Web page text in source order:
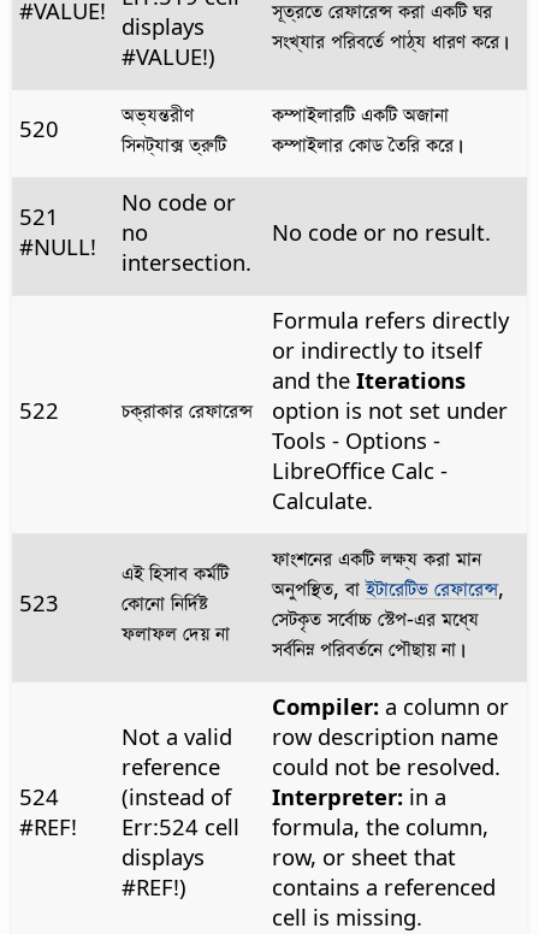
#VALUE!
displays
#VALUE!)
সূত্রতে রেফারেন্স করা একটি ঘর
সংখ্যার পরিবর্তে পাঠ্য ধারণ করে।
520
অভ্যন্তরীণ
সিনট্যাক্স ত্রুটি
কম্পাইলারটি একটি অজানা
কম্পাইলার কোড তৈরি করে।
521
#NULL!
No code or
no
intersection.
No code or no result.
522 চক্রাকার রেফারেন্স
Formula refers directly
or indirectly to itself
and the Iterations
option is not set under
Tools - Options -
LibreOffice Calc -
Calculate.
523
এই হিসাব কর্মটি
কোনো নির্দিষ্ট
ফলাফল দেয় না
ফাংশনের একটি লক্ষ্য করা মান
অনুপস্থিত, বাইটারেটিভ রেফারেন্স,
সেটকৃত সর্বোচ্চ স্টেপ-এর মধ্যে
সর্বনিম্ন পরিবর্তনে পৌছায় না।
524
#REF!
Not a valid
reference
(instead of
Err:524 cell
displays
#REF!)
Compiler:a column or
row description name
could not be resolved.
Interpreter:in a
formula, the column,
row, or sheet that
contains a referenced
cell is missing.